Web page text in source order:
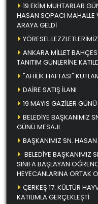
19 EKİM MUHTARLAR
HASAN SOPACI MAHALLE
ARAYA GELDİ
YÖRESEL
ANKARA MİLLET
TANITIM GÜNLERİNE
"AHİLİK
DAİRE SATIŞ İLANI
19 MAYIS GAZİLER
BELEDİYE BAŞKANIMIZ
GÜNÜ MESAJI
BAŞKANIMIZ SN.
BELEDİYE BAŞKANIMIZ
SINIFA BAŞLAYAN
HEYECANLARINA ORTAK
ÇERKEŞ 17. KÜLTÜR
KATILIMLA GERÇEKLEŞTİ